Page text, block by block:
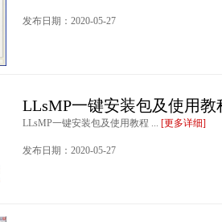
发布日期：2020-05-27
LLsMP一键安装包及使用教
LLsMP一键安装包及使用教程 ... [更多详细]
发布日期：2020-05-27